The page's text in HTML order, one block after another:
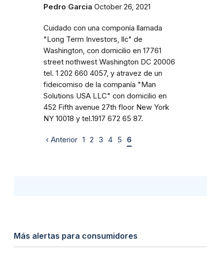
Pedro Garcia October 26, 2021
Cuidado con una componía llamada
"Long Term Investors, llc" de
Washington, con domicilio en 17761
street nothwest Washington DC 20006
tel. 1 202 660 4057, y atravez de un
fideicomiso de la companía "Man
Solutions USA LLC" con domicilio en
452 Fifth avenue 27th floor New York
NY 10018 y tel.1917 672 65 87.
‹ Anterior 1 2 3 4 5 6
Más alertas para consumidores